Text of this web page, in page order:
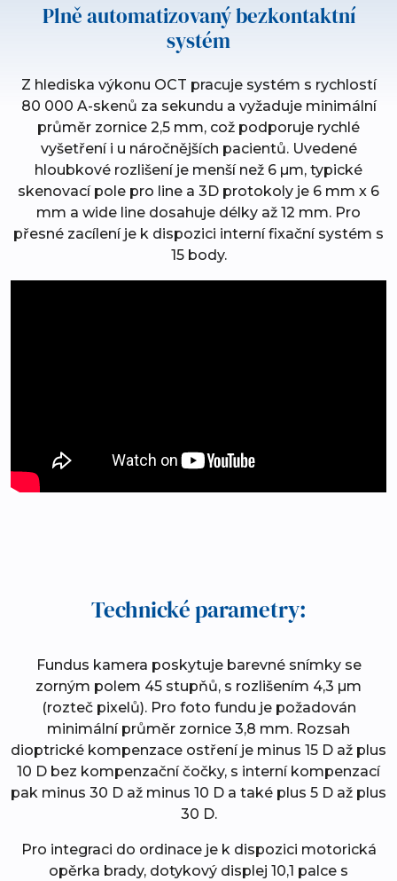
Plně automatizovaný bezkontaktní
systém
Z hlediska výkonu OCT pracuje systém s rychlostí
80 000 A-skenů za sekundu a vyžaduje minimální
průměr zornice 2,5 mm, což podporuje rychlé
vyšetření i u náročnějších pacientů. Uvedené
hloubkové rozlišení je menší než 6 µm, typické
skenovací pole pro line a 3D protokoly je 6 mm x 6
mm a wide line dosahuje délky až 12 mm. Pro
přesné zacílení je k dispozici interní fixační systém s
15 body.
Technické parametry:
Fundus kamera poskytuje barevné snímky se
zorným polem 45 stupňů, s rozlišením 4,3 µm
(rozteč pixelů). Pro foto fundu je požadován
minimální průměr zornice 3,8 mm. Rozsah
dioptrické kompenzace ostření je minus 15 D až plus
10 D bez kompenzační čočky, s interní kompenzací
pak minus 30 D až minus 10 D a také plus 5 D až plus
30 D.
Pro integraci do ordinace je k dispozici motorická
opěrka brady, dotykový displej 10,1 palce s